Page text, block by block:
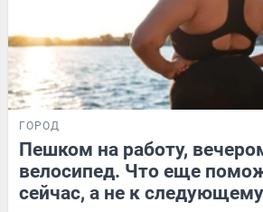
ГОРОД
Пешком на работу,
велосипед. Что еще
сейчас, а не к